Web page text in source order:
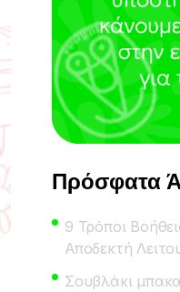
Πρόσφατα
9 Τρόποι
Αποδεκτή
Σουβλάκι